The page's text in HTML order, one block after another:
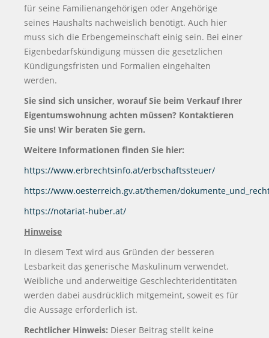
für seine Familienangehörigen oder Angehörige
seines Haushalts nachweislich benötigt. Auch hier
muss sich die Erbengemeinschaft einig sein. Bei einer
Eigenbedarfskündigung müssen die gesetzlichen
Kündigungsfristen und Formalien eingehalten
werden.
Sie sind sich unsicher, worauf Sie beim Verkauf Ihrer
Eigentumswohnung achten müssen? Kontaktieren
Sie uns! Wir beraten Sie gern.
Weitere Informationen finden Sie hier:
https://www.erbrechtsinfo.at/erbschaftssteuer/
https://www.oesterreich.gv.at/themen/
https://notariat-huber.at/
Hinweise
In diesem Text wird aus Gründen der besseren
Lesbarkeit das generische Maskulinum verwendet.
Weibliche und anderweitige Geschlechteridentitäten
werden dabei ausdrücklich mitgemeint, soweit es für
die Aussage erforderlich ist.
Rechtlicher Hinweis: Dieser Beitrag stellt keine